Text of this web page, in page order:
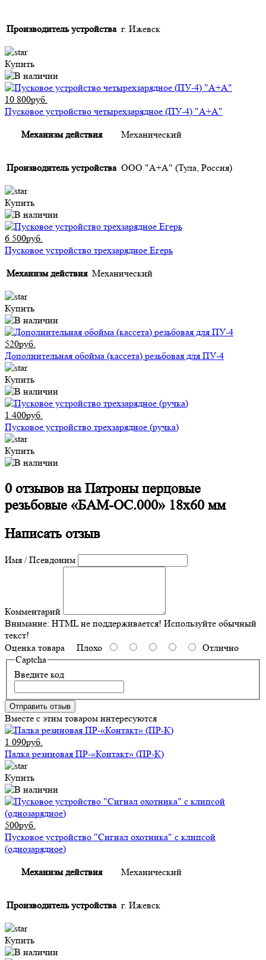
Производитель устройства г. Ижевск
Купить
10 800руб.
Пусковое устройство четырехзарядное (ПУ-4) "А+А"
Механизм действия Механический
Производитель устройства ООО "А+А" (Тула, Россия)
Купить
6 500руб.
Пусковое устройство трехзарядное Егерь
Механизм действия Механический
Купить
520руб.
Дополнительная обойма (кассета) резьбовая для ПУ-4
Купить
1 400руб.
Пусковое устройство трехзарядное (ручка)
Купить
0 отзывов наПатроны перцовые
резьбовые «БАМ-ОС.000» 18х60 мм
Написать отзыв
Имя / Псевдоним
Комментарий
Внимание: HTML не поддерживается! Используйте обычный
текст!
Оценка товара Плохо
Отлично
Captcha
Введите код
Отправить отзыв
Вместе с этим товаром интересуются
1 090руб.
Палка резиновая ПР-«Контакт» (ПР-К)
Купить
500руб.
Пусковое устройство "Сигнал охотника" с клипсой
(однозарядное)
Механизм действия Механический
Производитель устройства г. Ижевск
Купить